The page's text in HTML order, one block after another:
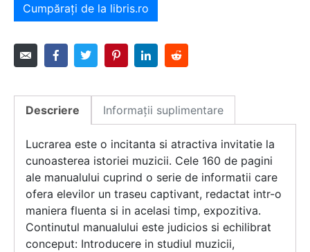
Cumpărați de la libris.ro
Descriere Informații suplimentare
Lucrarea este o incitanta si atractiva invitatie la
cunoasterea istoriei muzicii. Cele 160 de pagini
ale manualului cuprind o serie de informatii care
ofera elevilor un traseu captivant, redactat intr-o
maniera fluenta si in acelasi timp, expozitiva.
Continutul manualului este judicios si echilibrat
conceput: Introducere in studiul muzicii,